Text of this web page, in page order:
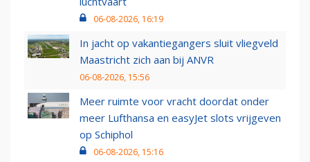
06-08-2026, 16:19
In jacht op vakantiegangers sluit vliegveld
Maastricht zich aan bij ANVR
06-08-2026, 15:56
Meer ruimte voor vracht doordat onder
meer Lufthansa en easyJet slots vrijgeven
op Schiphol
06-08-2026, 15:16